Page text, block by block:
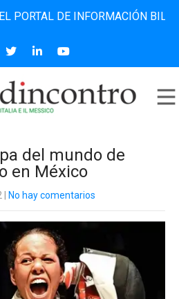
DE INFORMACIÓN BILINGÜE
del mundo de
en México
No hay comentarios